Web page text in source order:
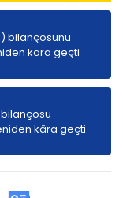
bilançosunu
kara geçti
bilançosu
kâra geçti